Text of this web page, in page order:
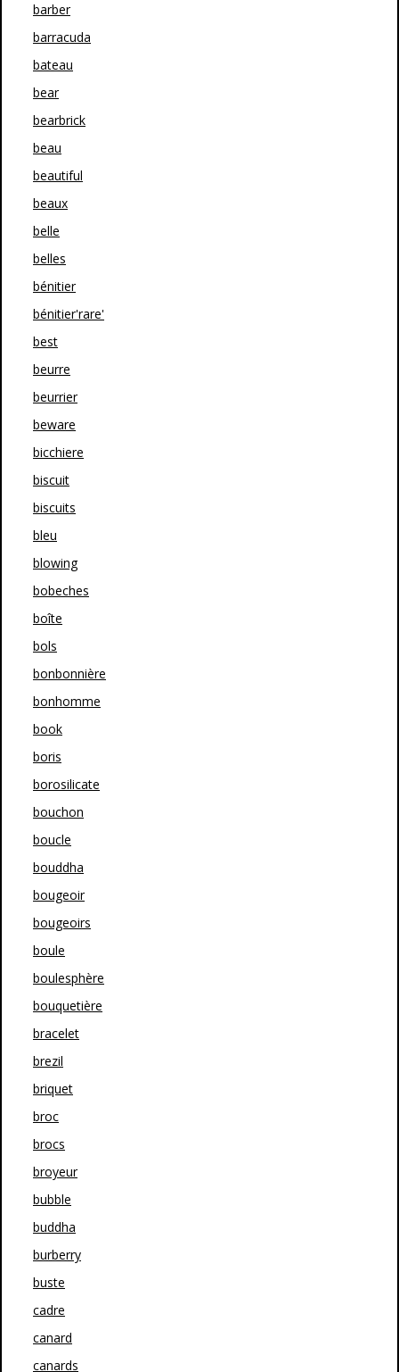
barber
barracuda
bateau
bear
bearbrick
beau
beautiful
beaux
belle
belles
bénitier
bénitier'rare'
best
beurre
beurrier
beware
bicchiere
biscuit
biscuits
bleu
blowing
bobeches
boîte
bols
bonbonnière
bonhomme
book
boris
borosilicate
bouchon
boucle
bouddha
bougeoir
bougeoirs
boule
boulesphère
bouquetière
bracelet
brezil
briquet
broc
brocs
broyeur
bubble
buddha
burberry
buste
cadre
canard
canards